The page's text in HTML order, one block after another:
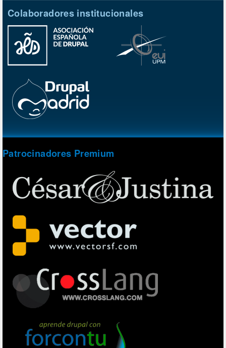
Colaboradores institucionales
Patrocinadores Premium